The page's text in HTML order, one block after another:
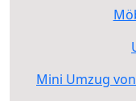
Mini Umzug